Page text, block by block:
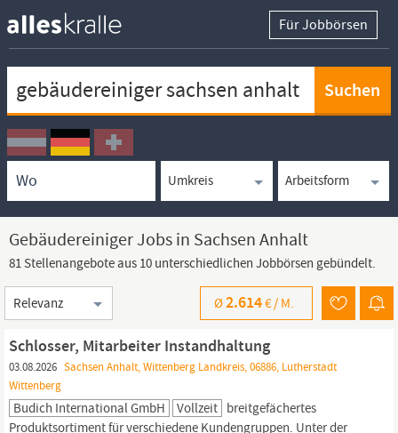
Für Jobbörsen
Ortssuche
Umkreissuche
Arbeitsform
Gebäudereiniger Jobs in Sachsen Anhalt
81 Stellenangebote aus 10 unterschiedlichen Jobbörsen gebündelt.
Sortierung
Ø2.614€ / M.
Schlosser, Mitarbeiter Instandhaltung
03.08.2026 Sachsen Anhalt, Wittenberg Landkreis, 06886, Lutherstadt
Wittenberg
Budich International GmbH Vollzeit breitgefächertes
Produktsortiment für verschiedene Kundengruppen. Unter der